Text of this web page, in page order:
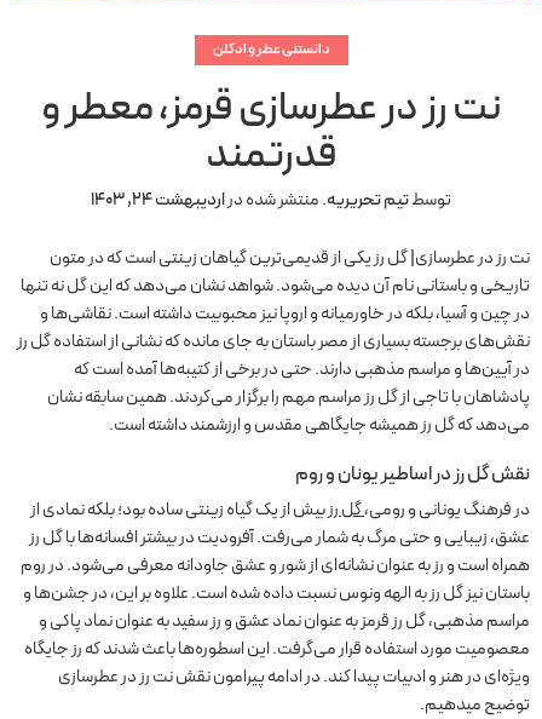
دانستنی عطر و ادکلن
نت رز در عطرسازی قرمز، معطر و
قدرتمند
توسطتیم تحریریه.منتشر شده دراردیبهشت 24, 1403
نت رز در عطرسازی| گل رز یکی از قدیمی‌ترین گیاهان زینتی است که در متون
تاریخی و باستانی نام آن دیده می‌شود. شواهد نشان می‌دهد که این گل نه تنها
در چین و آسیا، بلکه در خاورمیانه و اروپا نیز محبوبیت داشته است. نقاشی‌ها و
نقش‌های برجسته بسیاری از مصر باستان به جای مانده که نشانی از استفاده گل رز
در آیین‌ها و مراسم مذهبی دارند. حتی در برخی از کتیبه‌ها آمده است که
پادشاهان با تاجی از گل رز مراسم مهم را برگزار می‌کردند. همین سابقه نشان
می‌دهد که گل رز همیشه جایگاهی مقدس و ارزشمند داشته است.
نقش گل رز در اساطیر یونان و روم
در فرهنگ یونانی و رومی،گل رزبیش از یک گیاه زینتی ساده بود؛ بلکه نمادی از
عشق، زیبایی و حتی مرگ به شمار می‌رفت. آفرودیت در بیشتر افسانه‌ها با گل رز
همراه است و رز به عنوان نشانه‌ای از شور و عشق جاودانه معرفی می‌شود. در روم
باستان نیز گل رز به الهه ونوس نسبت داده شده است. علاوه بر این، در جشن‌ها و
مراسم مذهبی، گل رز قرمز به عنوان نماد عشق و رز سفید به عنوان نماد پاکی و
معصومیت مورد استفاده قرار می‌گرفت. این اسطوره‌ها باعث شدند که رز جایگاه
ویژه‌ای در هنر و ادبیات پیدا کند. در ادامه پیرامون نقش نت رز در عطرسازی
توضیح میدهیم.